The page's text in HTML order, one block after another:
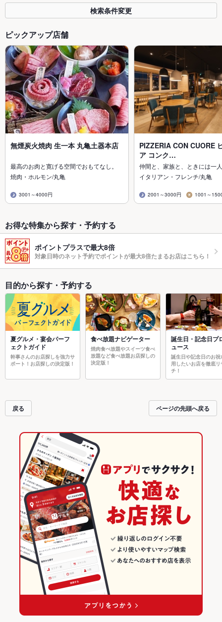
検索条件変更
ピックアップ店舗
無煙炭火焼肉 生一本 丸亀土器本店
最高のお肉と寛げる空間でおもてなし。
焼肉・ホルモン/丸亀
3001～4000円
PIZZERIA CON CUORE
ア コンク…
仲間と、家族と、ときには一
イタリアン・フレンチ/丸亀
2001～3000円 1001～
お得な特集から探す・予約する
ポイントプラスで最大8倍
対象日時のネット予約でポイントが最大8倍たまるお店はこちら！
目的から探す・予約する
夏グルメ・宴会パーフ
ェクトガイド
幹事さんのお店探しを強力サ
ポート！お店探しの決定版！
食べ放題ナビゲーター
焼肉食べ放題やスイーツ食べ
放題など食べ放題お店探しの
決定版！
誕生日・記念日プ
ュース
誕生日や記念日のお祝
用したいお店を徹底リ
チ！
戻る ページの先頭へ戻る